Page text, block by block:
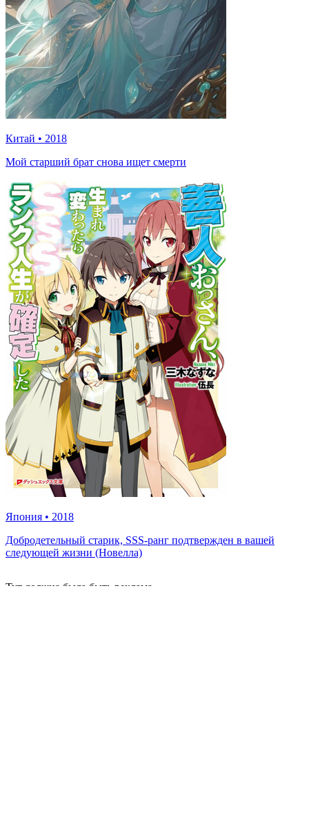
Китай • 2018
Мой старший брат снова ищет смерти
Япония • 2018
Добродетельный старик, SSS-ранг подтвержден в вашей
следующей жизни (Новелла)
Тут должна была быть реклама...